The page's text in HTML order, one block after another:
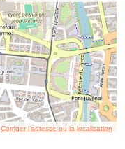
Corriger l’adresse ou la localisation